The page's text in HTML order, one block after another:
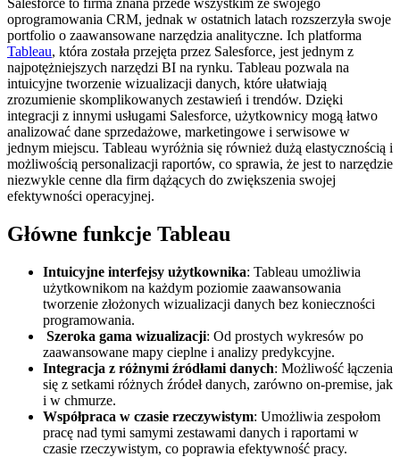
oprogramowania CRM, jednak w ostatnich latach rozszerzyła swoje
portfolio o zaawansowane narzędzia analityczne. Ich platforma
Tableau, która została przejęta przez Salesforce, jest jednym z
najpotężniejszych narzędzi BI na rynku. Tableau pozwala na
intuicyjne tworzenie wizualizacji danych, które ułatwiają
zrozumienie skomplikowanych zestawień i trendów. Dzięki
integracji z innymi usługami Salesforce, użytkownicy mogą łatwo
analizować dane sprzedażowe, marketingowe i serwisowe w
jednym miejscu. Tableau wyróżnia się również dużą elastycznością i
możliwością personalizacji raportów, co sprawia, że jest to narzędzie
niezwykle cenne dla firm dążących do zwiększenia swojej
efektywności operacyjnej.
Główne funkcje Tableau
Intuicyjne interfejsy użytkownika: Tableau umożliwia
użytkownikom na każdym poziomie zaawansowania
tworzenie złożonych wizualizacji danych bez konieczności
programowania.
Szeroka gama wizualizacji: Od prostych wykresów po
zaawansowane mapy cieplne i analizy predykcyjne.
Integracja z różnymi źródłami danych: Możliwość łączenia
się z setkami różnych źródeł danych, zarówno on-premise, jak
i w chmurze.
Współpraca w czasie rzeczywistym: Umożliwia zespołom
pracę nad tymi samymi zestawami danych i raportami w
czasie rzeczywistym, co poprawia efektywność pracy.